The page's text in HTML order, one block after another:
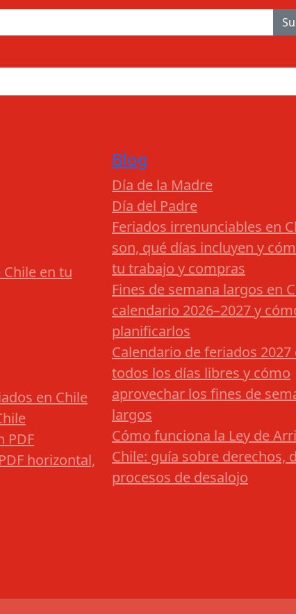
en tu
en Chile
PDF
horizontal,
Blog
Día de la Madre
Día del Padre
Feriados irrenunciables en
son, qué días incluyen y
tu trabajo y compras
Fines de semana largos en
calendario 2026–2027 y
planificarlos
Calendario de feriados 2027
todos los días libres y cómo
aprovechar los fines de
largos
Cómo funciona la Ley de
Chile: guía sobre derechos,
procesos de desalojo